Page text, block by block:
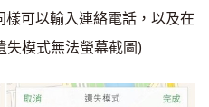
樣可以輸入連絡電話，以及在
失模式無法螢幕截圖)